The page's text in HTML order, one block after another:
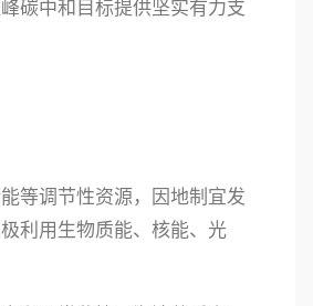
碳中和目标提供坚实有力支
等调节性资源，因地制宜发
利用生物质能、核能、光